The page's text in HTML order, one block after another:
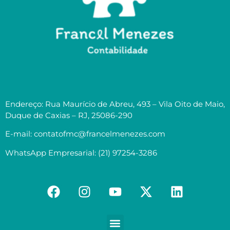
Endereço: Rua Maurício de Abreu, 493 – Vila Oito de Maio,
Duque de Caxias – RJ, 25086-290
E-mail: contatofmc@francelmenezes.com
WhatsApp Empresarial: (21) 97254-3286